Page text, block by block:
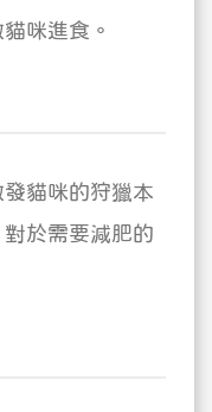
咪進食。
貓咪的狩獵本
於需要減肥的